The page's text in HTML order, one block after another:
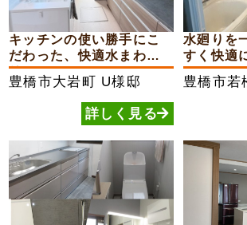
キッチンの使い勝手にこ
だわった、快適水まわり
リ...
豊橋市大岩町 U様邸
詳しく見る
水廻りを
すく快適
豊橋市若